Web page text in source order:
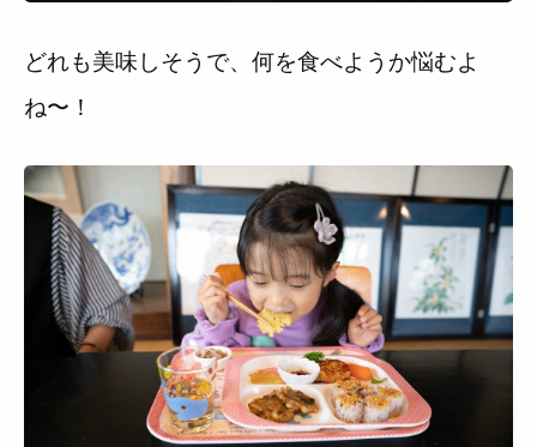
どれも美味しそうで、何を食べようか悩むよ
ね〜！